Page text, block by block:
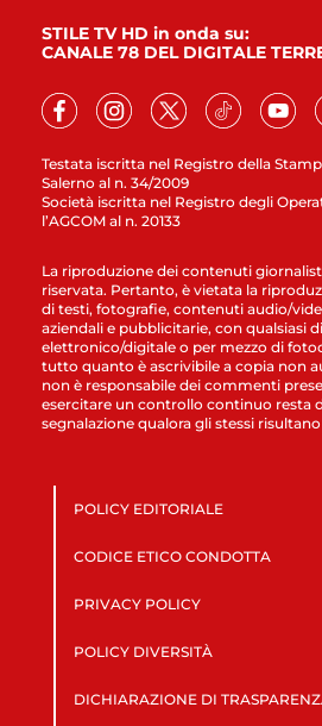
Testata iscritta nel Registro della
Salerno al n. 34/2009
Società iscritta nel Registro degli
l’AGCOM al n. 20133
STILE TV HD in onda su:
CANALE 78 DEL DIGITALE
La riproduzione dei contenuti
riservata. Pertanto, è vietata la
di testi, fotografie, contenuti audio/
aziendali e pubblicitarie, con qualsiasi
elettronico/digitale o per mezzo di
tutto quanto è ascrivibile a copia non
non è responsabile dei commenti
esercitare un controllo continuo resta
segnalazione qualora gli stessi
POLICY EDITORIALE
CODICE ETICO CONDOTTA
PRIVACY POLICY
POLICY DIVERSITÀ
DICHIARAZIONE DI